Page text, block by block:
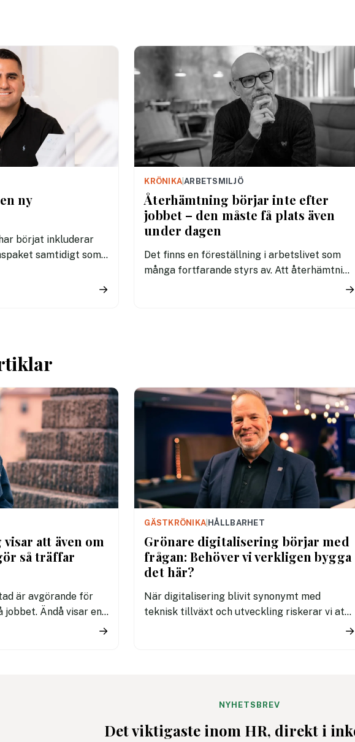
ny
börjat inkluderar
samtidigt som
→
KRÖNIKA |ARBETSMILJÖ
Återhämtning börjar inte efter
jobbet – den måste få plats även
under dagen
Det finns en föreställning i arbetslivet som
många fortfarande styrs av. Att återhämtning
→
att även om
så träffar
är avgörande för
jobbet. Ändå visar en
många arbetsgivare
→
GÄSTKRÖNIKA HÅLLBARHET
Grönare digitalisering börjar med
frågan: Behöver vi verkligen bygga
det här?
När digitalisering blivit synonymt med
teknisk tillväxt och utveckling riskerar vi att
digital transformation inte om mer, utan om
→
NYHETSBREV
Det viktigaste inom HR, direkt i